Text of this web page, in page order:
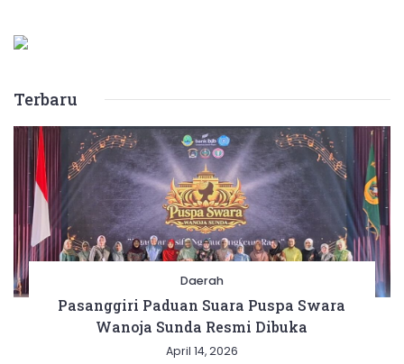
Terbaru
Daerah
Pasanggiri Paduan Suara Puspa Swara
Wanoja Sunda Resmi Dibuka
April 14, 2026